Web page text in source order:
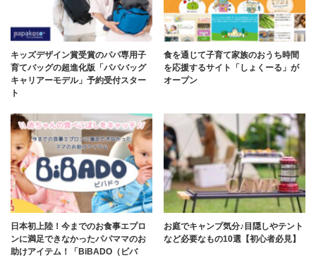
キッズデザイン賞受賞のパパ専用子
育てバッグの超進化版「パパバッグ
キャリアーモデル」予約受付スター
ト
食を通じて子育て家族のおうち時間
を応援するサイト「しょくーる」が
オープン
日本初上陸！今までのお食事エプロ
ンに満足できなかったパパママのお
助けアイテム！「BiBADO（ビバ
お庭でキャンプ気分♪目隠しやテント
など必要なもの10選【初心者必見】